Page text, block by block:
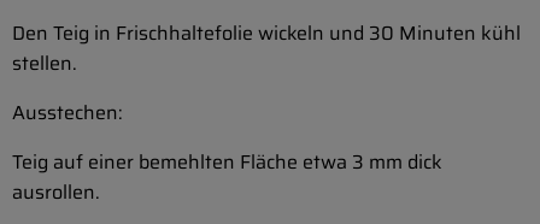
Den Teig in Frischhaltefolie wickeln und 30 Minuten kühl
stellen.
Ausstechen:
Teig auf einer bemehlten Fläche etwa 3 mm dick
ausrollen.